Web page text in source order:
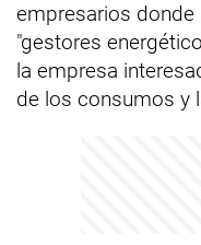
empresarios
"gestores
la empresa
de los consumos y